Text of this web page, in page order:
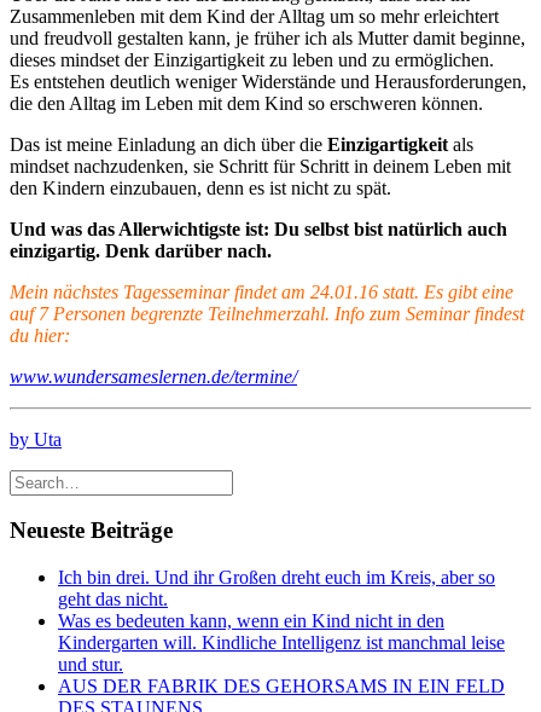
Zusammenleben mit dem Kind der Alltag um so mehr erleichtert
und freudvoll gestalten kann, je früher ich als Mutter damit beginne,
dieses mindset der Einzigartigkeit zu leben und zu ermöglichen.
Es entstehen deutlich weniger Widerstände und Herausforderungen,
die den Alltag im Leben mit dem Kind so erschweren können.
Das ist meine Einladung an dich über die Einzigartigkeit als
mindset nachzudenken, sie Schritt für Schritt in deinem Leben mit
den Kindern einzubauen, denn es ist nicht zu spät.
Und was das Allerwichtigste ist: Du selbst bist natürlich auch
einzigartig. Denk darüber nach.
Mein nächstes Tagesseminar findet am 24.01.16 statt. Es gibt eine
auf 7 Personen begrenzte Teilnehmerzahl. Info zum Seminar findest
du hier:
www.wundersameslernen.de/termine/
by Uta
Neueste Beiträge
Ich bin drei. Und ihr Großen dreht euch im Kreis, aber so
geht das nicht.
Was es bedeuten kann, wenn ein Kind nicht in den
Kindergarten will. Kindliche Intelligenz ist manchmal leise
und stur.
AUS DER FABRIK DES GEHORSAMS IN EIN FELD